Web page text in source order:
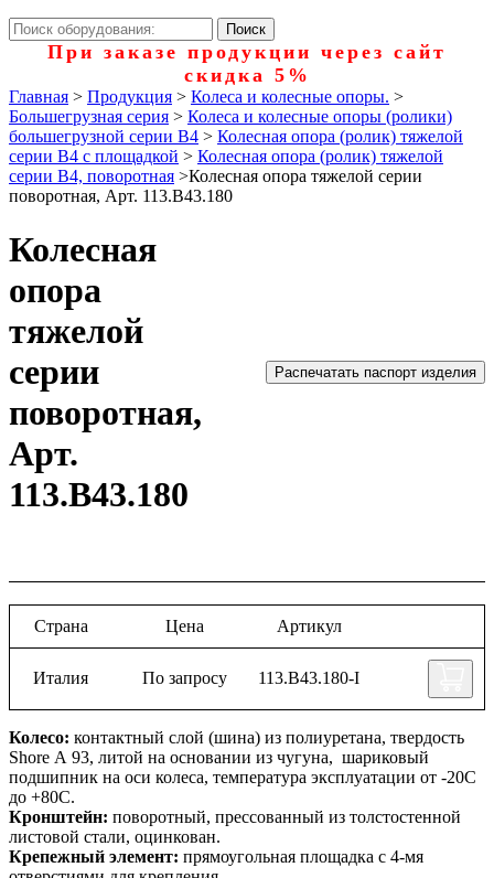
При заказе продукции через сайт
скидка 5%
Главная > Продукция > Колеса и колесные опоры. >
Большегрузная серия > Колеса и колесные опоры (ролики)
большегрузной серии В4 > Колесная опора (ролик) тяжелой
серии B4 с площадкой > Колесная опора (ролик) тяжелой
серии B4, поворотная >Колесная опора тяжелой серии
поворотная, Арт. 113.B43.180
Колесная
опора
тяжелой
серии
поворотная,
Арт.
113.B43.180
Распечатать паспорт изделия
Колесо: контактный слой (шина) из полиуретана, твердость
Shore А 93, литой на основании из чугуна, шариковый
подшипник на оси колеса, температура эксплуатации от -20С
до +80С.
Кронштейн: поворотный, прессованный из толстостенной
листовой стали, оцинкован.
Крепежный элемент: прямоугольная площадка с 4-мя
Страна Цена Артикул
Италия По запросу 113.B43.180-I